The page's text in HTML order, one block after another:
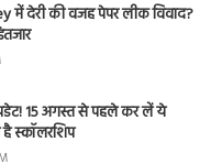
में देरी की वजह पेपर लीक विवाद?
15 अगस्त से पहले कर लें ये
स्कॉलरशिप